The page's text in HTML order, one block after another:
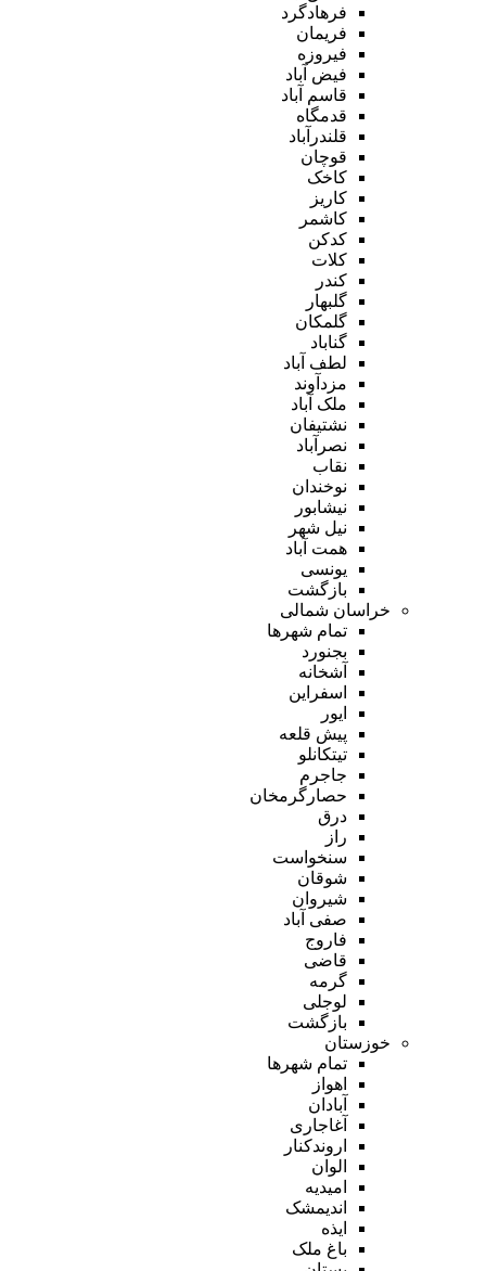
فرهادگرد
فریمان
فیروزه
فیض آباد
قاسم آباد
قدمگاه
قلندرآباد
قوچان
کاخک
کاریز
کاشمر
کدکن
کلات
کندر
گلبهار
گلمکان
گناباد
لطف آباد
مزدآوند
ملک آباد
نشتیفان
نصرآباد
نقاب
نوخندان
نیشابور
نیل شهر
همت آباد
یونسی
بازگشت
خراسان شمالی
تمام شهر‌ها
بجنورد
آشخانه
اسفراین
ایور
پیش قلعه
تیتکانلو
جاجرم
حصارگرمخان
درق
راز
سنخواست
شوقان
شیروان
صفی آباد
فاروج
قاضی
گرمه
لوجلی
بازگشت
خوزستان
تمام شهر‌ها
اهواز
آبادان
آغاجاری
اروندکنار
الوان
امیدیه
اندیمشک
ایذه
باغ ملک